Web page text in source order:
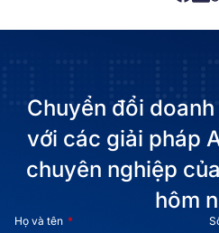
Chuyển đổi
với các giải pháp
chuyên nghiệp
hôm
Họ và tên